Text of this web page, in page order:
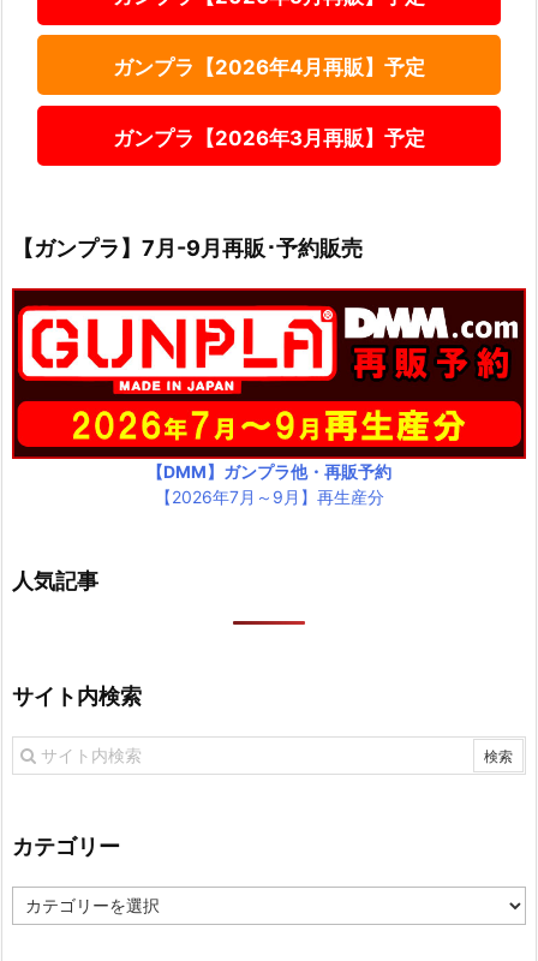
ガンプラ【2026年4月再販】予定
ガンプラ【2026年3月再販】予定
【ガンプラ】7月-9月再販･予約販売
【DMM】ガンプラ他・再販予約
【2026年7月～9月】再生産分
人気記事
サイト内検索
カテゴリー
テ